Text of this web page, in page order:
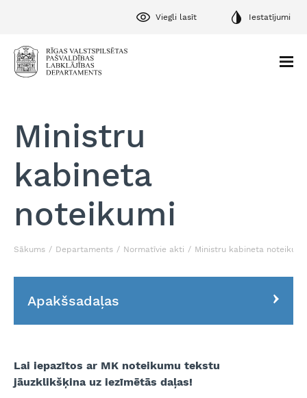
Viegli lasīt Iestatījumi
Ministru
kabineta
noteikumi
Sākums Departaments Normatīvie akti Ministru kabineta noteikumi
Apakšsadaļas
Lai iepazītos ar MK noteikumu tekstu
jāuzklikšķina uz iezīmētās daļas!